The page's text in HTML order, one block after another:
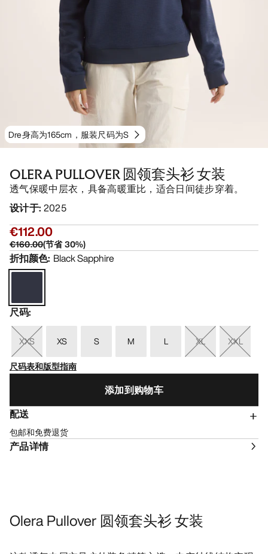
Dre身高为165cm，服装尺码为S
OLERA PULLOVER 圆领套头衫 女装
透气保暖中层衣，具备高暖重比，适合日间徒步穿着。
设计于: 2025
€112.00
€160.00(节省30%)
折扣颜色: Black Sapphire
尺码:
XXS XS S M L XL
XXL
尺码表和版型指南
添加到购物车
配送
包邮和免费退货
产品详情
Olera Pullover 圆领套头衫 女装